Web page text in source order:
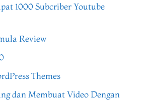
1000 Subcriber Youtube
Review
Themes
dan Membuat Video Dengan